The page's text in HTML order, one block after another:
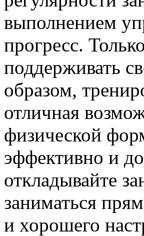
выполнением
прогресс.
поддерживать
образом,
отличная
физической
эффективно и
откладывайте
заниматься
и хорошего